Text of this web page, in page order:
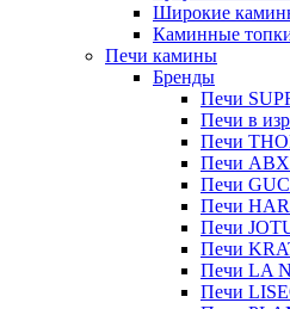
Широкие
Каминные
Печи камины
Бренды
Печи
Печи в
Печи
Печи
Печи
Печи
Печи
Печи
Печи LA
Печи